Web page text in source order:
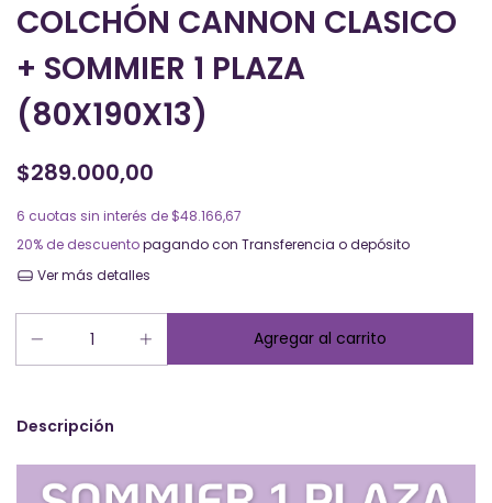
COLCHÓN CANNON CLASICO
+ SOMMIER 1 PLAZA
(80X190X13)
$289.000,00
6 cuotas sin interés de $48.166,67
20% de descuentopagando con Transferencia o depósito
Ver más detalles
Descripción